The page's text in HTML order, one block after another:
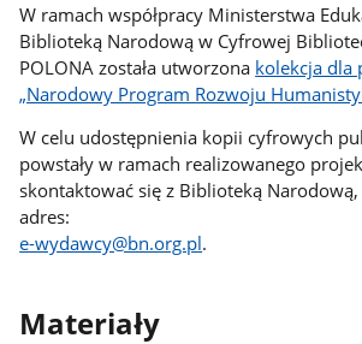
W ramach współpracy Ministerstwa
Biblioteką Narodową w Cyfrowej
POLONA została utworzona kolekcja dla
„Narodowy Program Rozwoju
W celu udostępnienia kopii cyfrowych
powstały w ramach realizowanego
skontaktować się z Biblioteką Narodową,
adres:
e-wydawcy@bn.org.pl.
Materiały